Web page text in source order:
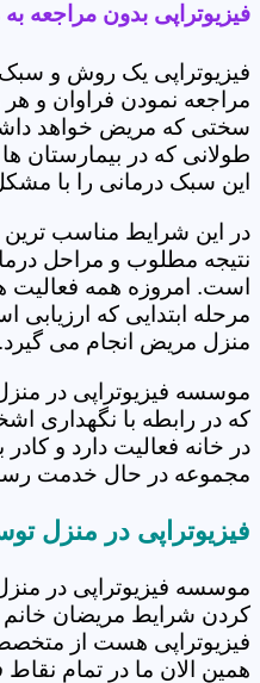
فیزیوتراپی بدون مراجعه
فیزیوتراپی یک روش و
مراجعه نمودن فراوان و
سختی که مریض خواهد
طولانی که در بیمارستان
این سبک درمانی را با
در این شرایط مناسب
نتیجه مطلوب و مراحل
است. امروزه همه فعالیت
مرحله ابتدایی که
منزل مریض انجام می گیرد.
موسسه فیزیوتراپی در
که در رابطه با نگهداری
در خانه فعالیت دارد و
مجموعه در حال خدمت
فیزیوتراپی در منزل
موسسه فیزیوتراپی در
کردن شرایط مریضان خانم
فیزیوتراپی هست از
همین الان ما در تمام